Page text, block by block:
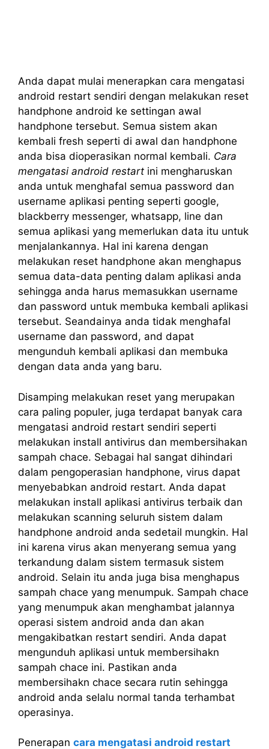
Anda dapat mulai menerapkan cara mengatasi
android restart sendiri dengan melakukan reset
handphone android ke settingan awal
handphone tersebut. Semua sistem akan
kembali fresh seperti di awal dan handphone
anda bisa dioperasikan normal kembali. Cara
mengatasi android restart ini mengharuskan
anda untuk menghafal semua password dan
username aplikasi penting seperti google,
blackberry messenger, whatsapp, line dan
semua aplikasi yang memerlukan data itu untuk
menjalankannya. Hal ini karena dengan
melakukan reset handphone akan menghapus
semua data-data penting dalam aplikasi anda
sehingga anda harus memasukkan username
dan password untuk membuka kembali aplikasi
tersebut. Seandainya anda tidak menghafal
username dan password, and dapat
mengunduh kembali aplikasi dan membuka
dengan data anda yang baru.
Disamping melakukan reset yang merupakan
cara paling populer, juga terdapat banyak cara
mengatasi android restart sendiri seperti
melakukan install antivirus dan membersihakan
sampah chace. Sebagai hal sangat dihindari
dalam pengoperasian handphone, virus dapat
menyebabkan android restart. Anda dapat
melakukan install aplikasi antivirus terbaik dan
melakukan scanning seluruh sistem dalam
handphone android anda sedetail mungkin. Hal
ini karena virus akan menyerang semua yang
terkandung dalam sistem termasuk sistem
android. Selain itu anda juga bisa menghapus
sampah chace yang menumpuk. Sampah chace
yang menumpuk akan menghambat jalannya
operasi sistem android anda dan akan
mengakibatkan restart sendiri. Anda dapat
mengunduh aplikasi untuk membersihakn
sampah chace ini. Pastikan anda
membersihakn chace secara rutin sehingga
android anda selalu normal tanda terhambat
operasinya.
Penerapan cara mengatasi android restart